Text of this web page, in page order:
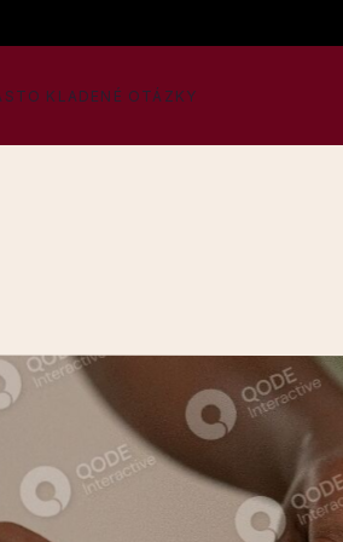
KLADENÉ OTÁZKY